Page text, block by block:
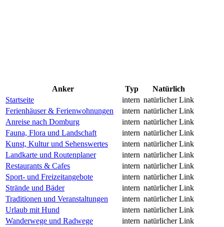
Anker Typ
Natürlich
Startseite
intern natürlicher Link
Ferienhäuser & Ferienwohnungen
intern natürlicher Link
Anreise nach Domburg
intern natürlicher Link
Fauna, Flora und Landschaft
intern natürlicher Link
Kunst, Kultur und Sehenswertes
intern natürlicher Link
Landkarte und Routenplaner
intern natürlicher Link
Restaurants & Cafes
intern natürlicher Link
Sport- und Freizeitangebote
intern natürlicher Link
Strände und Bäder
intern natürlicher Link
Traditionen und Veranstaltungen
intern natürlicher Link
Urlaub mit Hund
intern natürlicher Link
Wanderwege und Radwege
intern natürlicher Link